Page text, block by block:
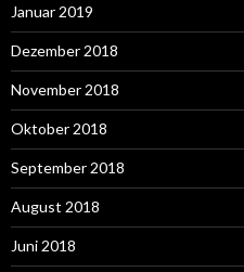
Januar 2019
Dezember 2018
November 2018
Oktober 2018
September 2018
August 2018
Juni 2018